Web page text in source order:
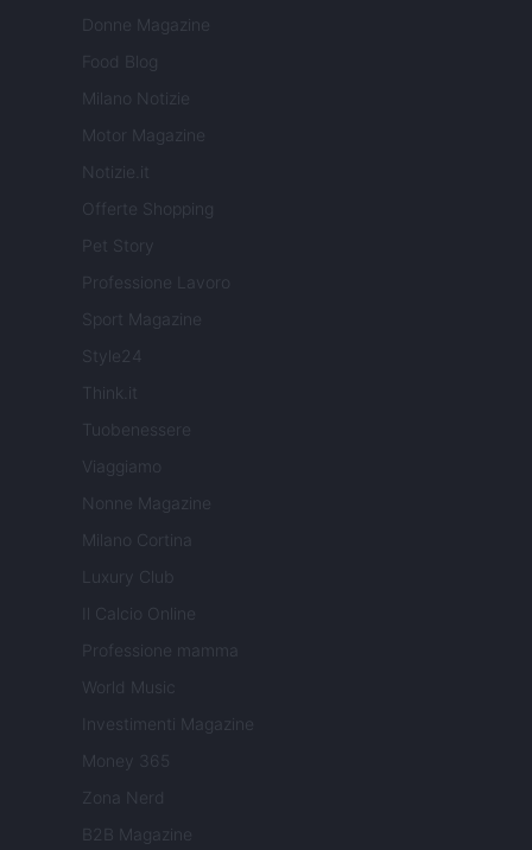
Donne Magazine
Food Blog
Milano Notizie
Motor Magazine
Notizie.it
Offerte Shopping
Pet Story
Professione Lavoro
Sport Magazine
Style24
Think.it
Tuobenessere
Viaggiamo
Nonne Magazine
Milano Cortina
Luxury Club
Il Calcio Online
Professione mamma
World Music
Investimenti Magazine
Money 365
Zona Nerd
B2B Magazine